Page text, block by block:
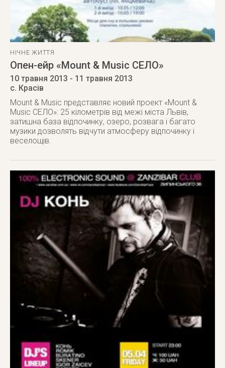
НІЧНЕ ЖИТТЯ
Опен-ейр «Мount & Music СЕЛО»
10 травня 2013 - 11 травня 2013
с. Красів
Mount & Music представляє новий проект «Мount &
Music СЕЛО»: 25 кілометрів від межі міста Львів,
затишна база відпочинку, озеро, розвага і багато
музики дозволять відчути атмосферу відпочинку і
веселощів.